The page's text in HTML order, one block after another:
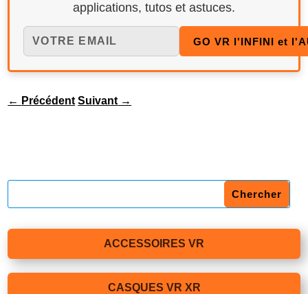
applications, tutos et astuces.
← Précédent Suivant →
ACCESSOIRES VR
CASQUES VR XR